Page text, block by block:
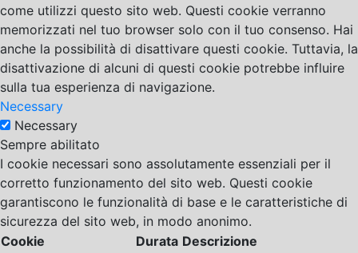
come utilizzi questo sito web. Questi cookie verranno
memorizzati nel tuo browser solo con il tuo consenso. Hai
anche la possibilità di disattivare questi cookie. Tuttavia, la
disattivazione di alcuni di questi cookie potrebbe influire
sulla tua esperienza di navigazione.
Necessary
Necessary
Sempre abilitato
I cookie necessari sono assolutamente essenziali per il
corretto funzionamento del sito web. Questi cookie
garantiscono le funzionalità di base e le caratteristiche di
sicurezza del sito web, in modo anonimo.
Cookie
Durata Descrizione